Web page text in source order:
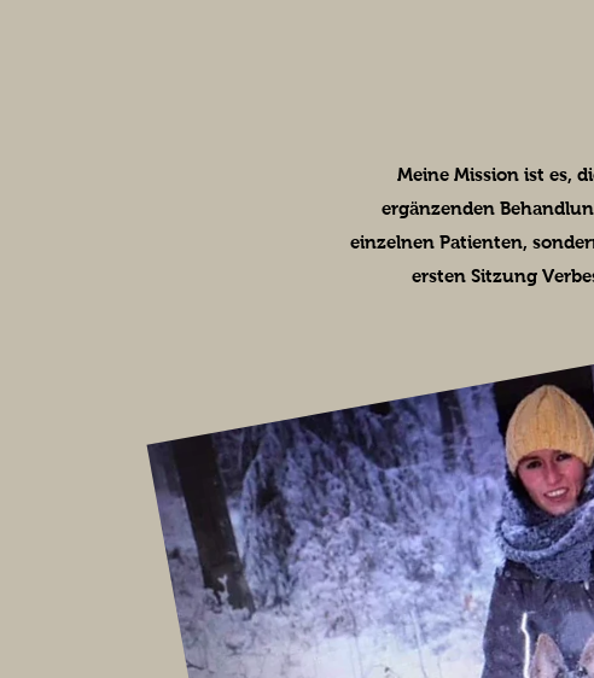
Meine Mission ist es,
ergänzenden
einzelnen Patienten,
ersten Sitzung